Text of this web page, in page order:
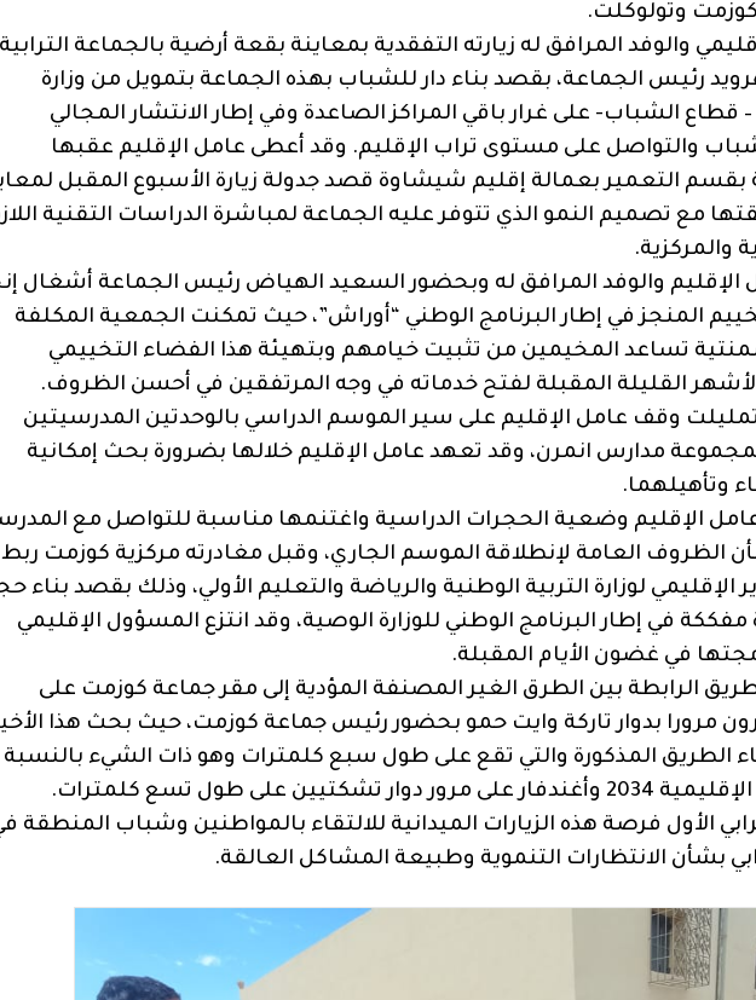
وتولوكلت.
والوفد المرافق له زيارته التفقدية بمعاينة بقعة أرضية بالجماعة الترابية
رئيس الجماعة، بقصد بناء دار للشباب بهذه الجماعة بتمويل من وزارة
قطاع الشباب- على غرار باقي المراكز الصاعدة وفي إطار الانتشار المجالي
والتواصل على مستوى تراب الإقليم. وقد أعطى عامل الإقليم عقبها
التعمير بعمالة إقليم شيشاوة قصد جدولة زيارة الأسبوع المقبل
مع تصميم النمو الذي تتوفر عليه الجماعة لمباشرة الدراسات التقنية
والمركزية.
والوفد المرافق له وبحضور السعيد الهياض رئيس الجماعة أشغال
المنجز في إطار البرنامج الوطني “أوراش”، حيث تمكنت الجمعية المكلفة
تساعد المخيمين من تثبيت خيامهم وبتهيئة هذا الفضاء التخييمي
القليلة المقبلة لفتح خدماته في وجه المرتفقين في أحسن الظروف.
وقف عامل الإقليم على سير الموسم الدراسي بالوحدتين المدرسيتين
مدارس انمرن، وقد تعهد عامل الإقليم خلالها بضرورة بحث إمكانية
وتأهيلهما.
الإقليم وضعية الحجرات الدراسية واغتنمها مناسبة للتواصل مع
الظروف العامة لإنطلاقة الموسم الجاري، وقبل مغادرته مركزية كوزمت ربط
الإقليمي لوزارة التربية الوطنية والرياضة والتعليم الأولي، وذلك بقصد بناء
في إطار البرنامج الوطني للوزارة الوصية، وقد انتزع المسؤول الإقليمي
في غضون الأيام المقبلة.
الرابطة بين الطرق الغير المصنفة المؤدية إلى مقر جماعة كوزمت على
مرورا بدوار تاركة وايت حمو بحضور رئيس جماعة كوزمت، حيث بحث هذا
الطريق المذكورة والتي تقع على طول سبع كلمترات وهو ذات الشيء بالنسبة
على طول تسع كلمترات.
الأول فرصة هذه الزيارات الميدانية للالتقاء بالمواطنين وشباب المنطقة
بشأن الانتظارات التنموية وطبيعة المشاكل العالقة.